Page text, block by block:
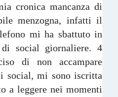
cronica mancanza di
menzogna, infatti il
mi ha sbattuto in
social giornaliere. 4
di non accampare
social, mi sono iscritta
a leggere nei momenti